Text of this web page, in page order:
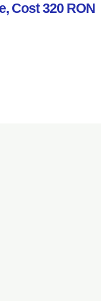
Cost 320 RON